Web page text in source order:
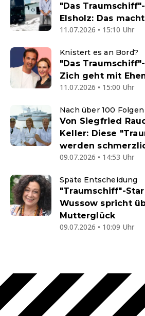
"Das
Elsholz: Das
11.07.2026 • 15:10 Uhr
Knistert es an Bord?
"Das
Zich geht mit
11.07.2026 • 15:00 Uhr
Nach über 100 Folgen
Von Siegfried
Keller: Diese
werden
09.07.2026 • 14:53 Uhr
Späte Entscheidung
"Traumschiff"-Star
Wussow spricht
Mutterglück
09.07.2026 • 10:09 Uhr